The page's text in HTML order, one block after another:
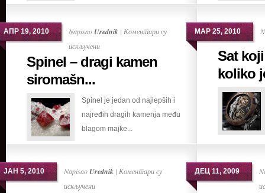
АПР 19, 2010 Napisao Urednik | Коментари су
искљученина
Spinel
kamen
siromašnog
čoveka
Spinel – dragi kamen
siromašn...
Spinel je jedan od najlepših i
najređih dragih kamenja među
blagom majke...
МАР 25, 2010
Sat
koliko
ЈАН 5, 2010 Napisao Urednik | Коментари су
искљученина
ДЕЦ 11, 2009